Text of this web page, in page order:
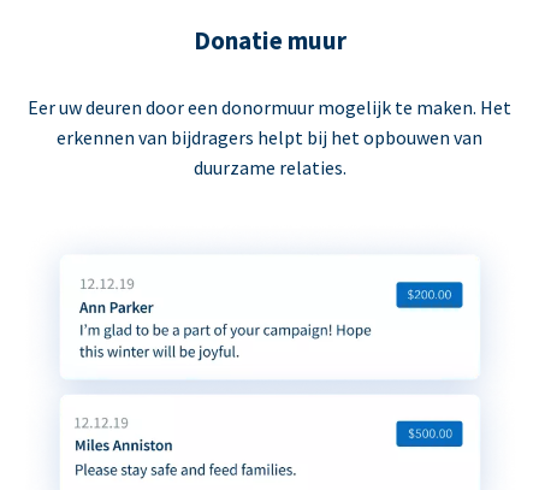
Donatie muur
Eer uw deuren door een donormuur mogelijk te maken. Het
erkennen van bijdragers helpt bij het opbouwen van
duurzame relaties.